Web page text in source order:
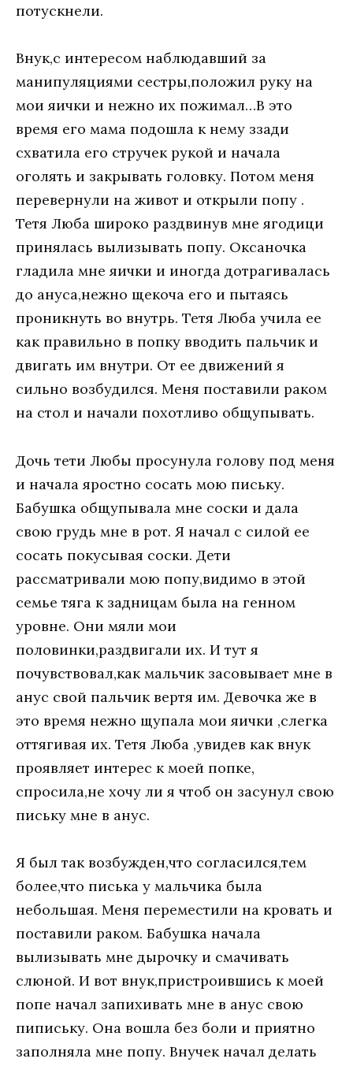
потускнели.
Внук,с интересом наблюдавший за
манипуляциями сестры,положил руку на
мои яички и нежно их пожимал…В это
время его мама подошла к нему ззади
схватила его стручек рукой и начала
оголять и закрывать головку. Потом меня
перевернули на живот и открыли попу .
Тетя Люба широко раздвинув мне ягодици
принялась вылизывать попу. Оксаночка
гладила мне яички и иногда дотрагивалась
до ануса,нежно щекоча его и пытаясь
проникнуть во внутрь. Тетя Люба учила ее
как правильно в попку вводить пальчик и
двигать им внутри. От ее движений я
сильно возбудился. Меня поставили раком
на стол и начали похотливо общупывать.
Дочь тети Любы просунула голову под меня
и начала яростно сосать мою письку.
Бабушка общупывала мне соски и дала
свою грудь мне в рот. Я начал с силой ее
сосать покусывая соски. Дети
рассматривали мою попу,видимо в этой
семье тяга к задницам была на генном
уровне. Они мяли мои
половинки,раздвигали их. И тут я
почувствовал,как мальчик засовывает мне в
анус свой пальчик вертя им. Девочка же в
это время нежно щупала мои яички ,слегка
оттягивая их. Тетя Люба ,увидев как внук
проявляет интерес к моей попке,
спросила,не хочу ли я чтоб он засунул свою
письку мне в анус.
Я был так возбужден,что согласился,тем
более,что писька у мальчика была
небольшая. Меня переместили на кровать и
поставили раком. Бабушка начала
вылизывать мне дырочку и смачивать
слюной. И вот внук,пристроившись к моей
попе начал запихивать мне в анус свою
пипиську. Она вошла без боли и приятно
заполняла мне попу. Внучек начал делать